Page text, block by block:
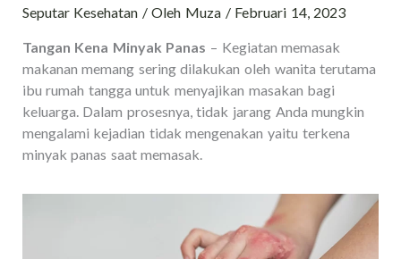
Seputar Kesehatan / Oleh Muza / Februari 14, 2023
Tangan Kena Minyak Panas – Kegiatan memasak
makanan memang sering dilakukan oleh wanita terutama
ibu rumah tangga untuk menyajikan masakan bagi
keluarga. Dalam prosesnya, tidak jarang Anda mungkin
mengalami kejadian tidak mengenakan yaitu terkena
minyak panas saat memasak.